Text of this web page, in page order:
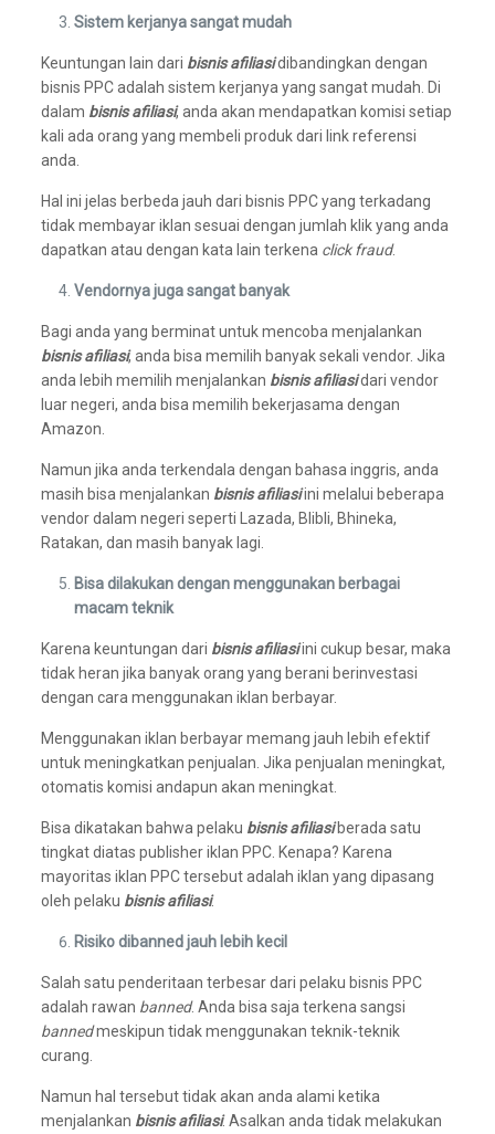
Sistem kerjanya sangat mudah
Keuntungan lain dari bisnis afiliasidibandingkan dengan
bisnis PPC adalah sistem kerjanya yang sangat mudah. Di
dalam bisnis afiliasi, anda akan mendapatkan komisi setiap
kali ada orang yang membeli produk dari link referensi
anda.
Hal ini jelas berbeda jauh dari bisnis PPC yang terkadang
tidak membayar iklan sesuai dengan jumlah klik yang anda
dapatkan atau dengan kata lain terkena click fraud.
Vendornya juga sangat banyak
Bagi anda yang berminat untuk mencoba menjalankan
bisnis afiliasi, anda bisa memilih banyak sekali vendor. Jika
anda lebih memilih menjalankan bisnis afiliasidari vendor
luar negeri, anda bisa memilih bekerjasama dengan
Amazon.
Namun jika anda terkendala dengan bahasa inggris, anda
masih bisa menjalankan bisnis afiliasiini melalui beberapa
vendor dalam negeri seperti Lazada, Blibli, Bhineka,
Ratakan, dan masih banyak lagi.
Bisa dilakukan dengan menggunakan berbagai
macam teknik
Karena keuntungan dari bisnis afiliasiini cukup besar, maka
tidak heran jika banyak orang yang berani berinvestasi
dengan cara menggunakan iklan berbayar.
Menggunakan iklan berbayar memang jauh lebih efektif
untuk meningkatkan penjualan. Jika penjualan meningkat,
otomatis komisi andapun akan meningkat.
Bisa dikatakan bahwa pelaku bisnis afiliasiberada satu
tingkat diatas publisher iklan PPC. Kenapa? Karena
mayoritas iklan PPC tersebut adalah iklan yang dipasang
oleh pelaku bisnis afiliasi.
Risiko dibanned jauh lebih kecil
Salah satu penderitaan terbesar dari pelaku bisnis PPC
adalah rawan banned. Anda bisa saja terkena sangsi
bannedmeskipun tidak menggunakan teknik-teknik
curang.
Namun hal tersebut tidak akan anda alami ketika
menjalankan bisnis afiliasi. Asalkan anda tidak melakukan